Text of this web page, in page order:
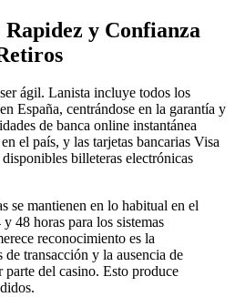
Rapidez y Confianza
ágil. Lanista incluye todos los
España, centrándose en la garantía y
de banca online instantánea
el país, y las tarjetas bancarias Visa
billeteras electrónicas
se mantienen en lo habitual en el
48 horas para los sistemas
reconocimiento es la
transacción y la ausencia de
parte del casino. Esto produce